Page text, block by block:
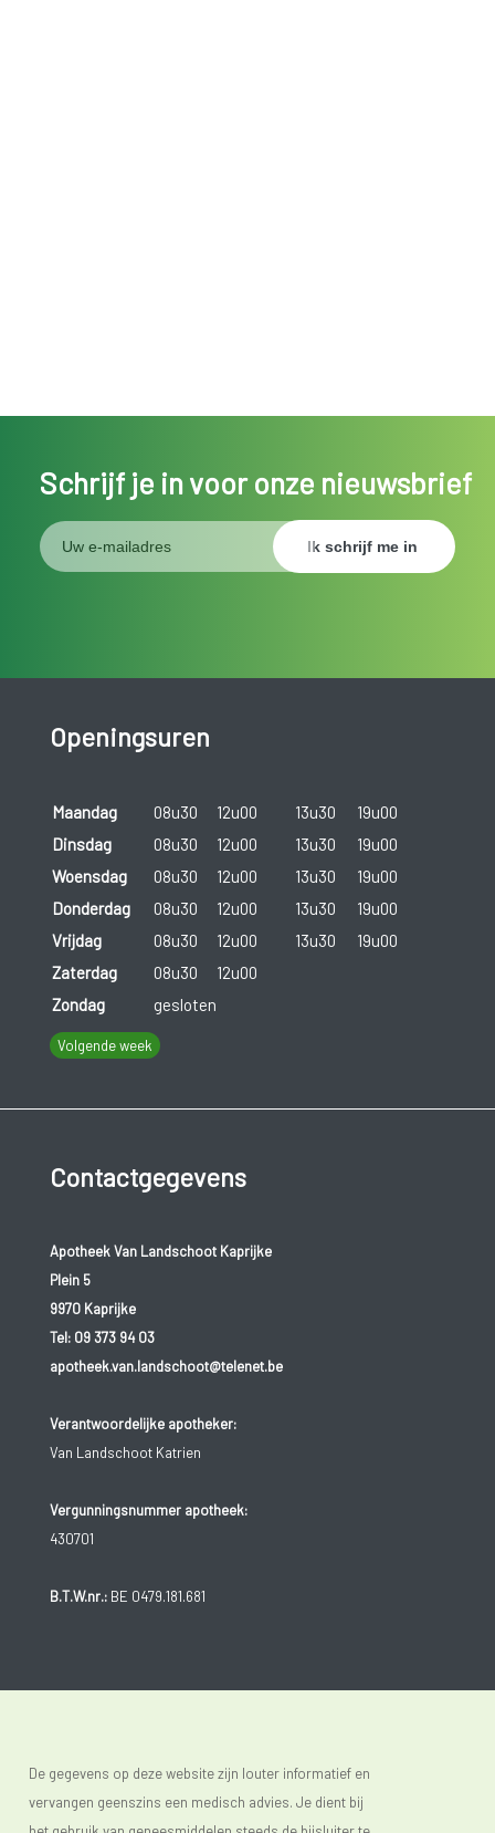
Schrijf je in voor onze nieuwsbrief
Openingsuren
Maandag 08u30 12u00 13u30
19u00
Dinsdag
08u30 12u00 13u30
19u00
Woensdag
08u30 12u00 13u30
19u00
Donderdag
08u30 12u00 13u30
19u00
Vrijdag
08u30 12u00 13u30
19u00
Zaterdag
08u30
12u00
Zondag
gesloten
Volgende week
Contactgegevens
Apotheek Van Landschoot Kaprijke
Plein 5
9970 Kaprijke
Tel: 09 373 94 03
apotheek.van.landschoot@telenet.be
Verantwoordelijke apotheker:
Van Landschoot Katrien
Vergunningsnummer apotheek:
430701
B.T.W.nr.:BE 0479.181.681
De gegevens op deze website zijn louter informatief en
vervangen geenszins een medisch advies. Je dient bij